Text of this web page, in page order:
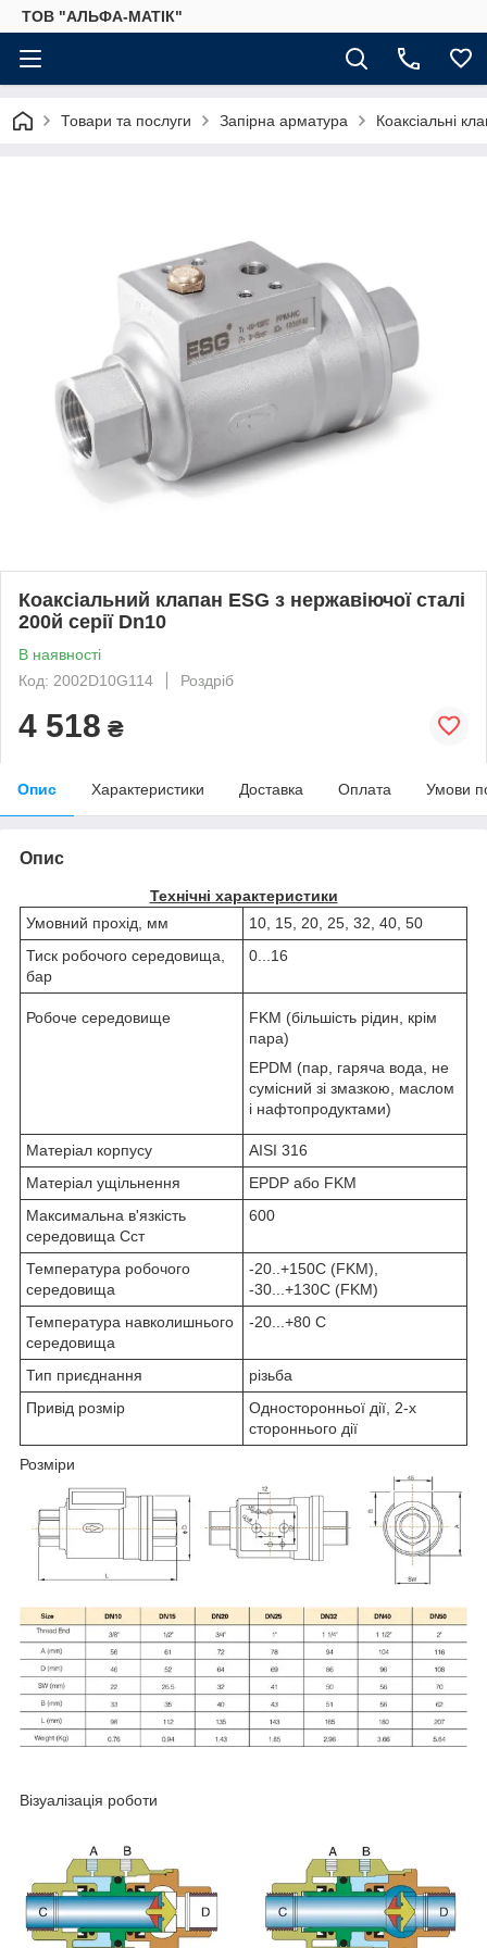
ТОВ "АЛЬФА-МАТІК"
Товари та послуги Запірна арматура Коаксіальні
Коаксіальний клапан ESG з нержавіючої сталі
200й серії Dn10
В наявності
Код: 2002D10G114
Роздріб
4 518 ₴
Опис Характеристики Доставка Оплата Умови
Опис
Технічні характеристики
Умовний прохід, мм
10, 15, 20, 25, 32, 40, 50
Тиск робочого середовища,
бар
0...16
Робоче середовище
FKM (більшість рідин, крім
пара)
EPDM (пар, гаряча вода, не
сумісний зі змазкою, маслом
і нафтопродуктами)
Матеріал корпусу
AISI 316
Матеріал ущільнення
EPDP або FKM
Максимальна в'язкість
середовища Сст
600
Температура робочого
середовища
-20..+150С (FKM),
-30...+130C (FKM)
Температура навколишнього
середовища
-20...+80 С
Тип приєднання
різьба
Привід розмір
Односторонньої дії, 2-х
стороннього дії
Розміри
Візуалізація роботи